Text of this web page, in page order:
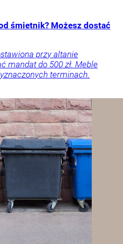
śmietnik? Możesz dostać
przy altanie
mandat do 500 zł. Meble
terminach.